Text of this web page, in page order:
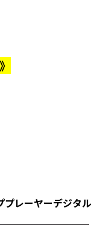
レーヤーデジタル